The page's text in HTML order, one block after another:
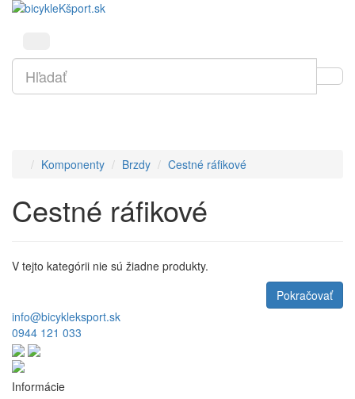
Komponenty Brzdy Cestné ráfikové
Cestné ráfikové
V tejto kategórii nie sú žiadne produkty.
Pokračovať
info@bicykleksport.sk
0944 121 033
Informácie